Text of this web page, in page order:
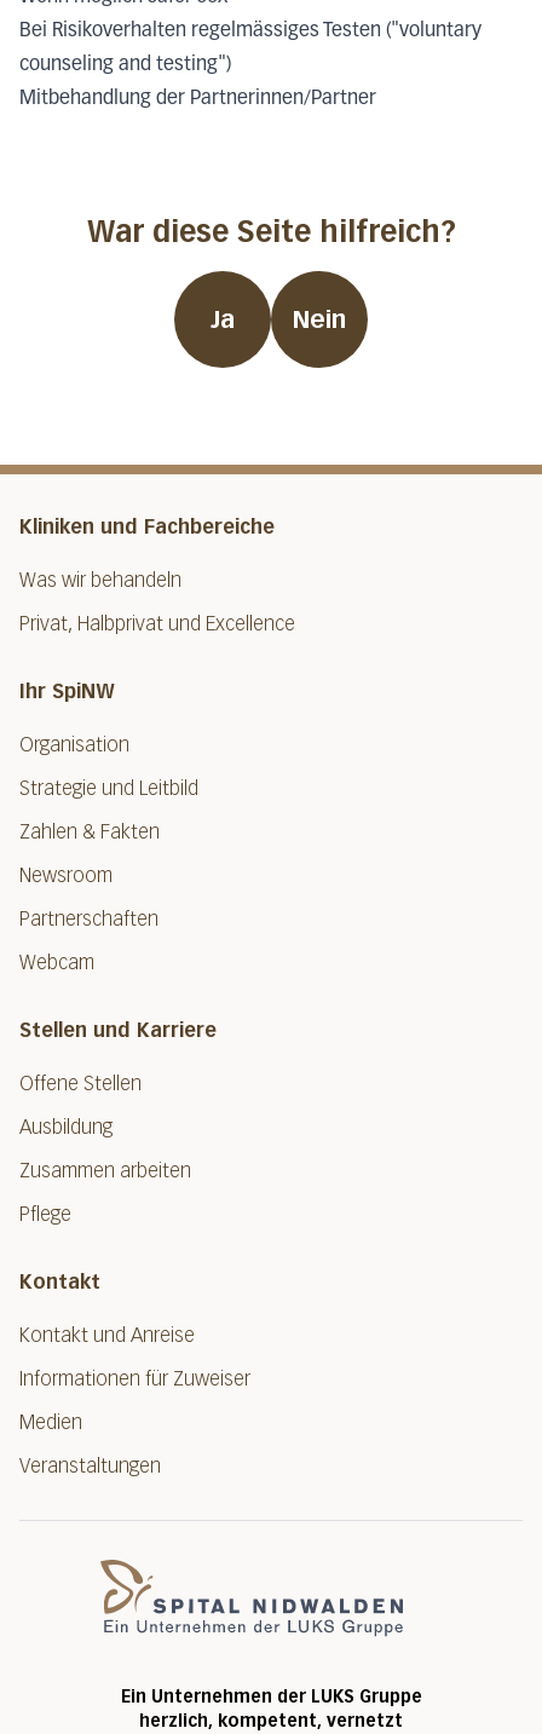
Bei Risikoverhalten regelmässiges Testen ("voluntary
counseling and testing")
Mitbehandlung der Partnerinnen/Partner
War diese Seite hilfreich?
Ja Nein
Kliniken und Fachbereiche
Was wir behandeln
Privat, Halbprivat und Excellence
Ihr SpiNW
Organisation
Strategie und Leitbild
Zahlen & Fakten
Newsroom
Partnerschaften
Webcam
Stellen und Karriere
Offene Stellen
Ausbildung
Zusammen arbeiten
Pflege
Kontakt
Kontakt und Anreise
Informationen für Zuweiser
Medien
Veranstaltungen
Ein Unternehmen der LUKS Gruppe
herzlich, kompetent, vernetzt